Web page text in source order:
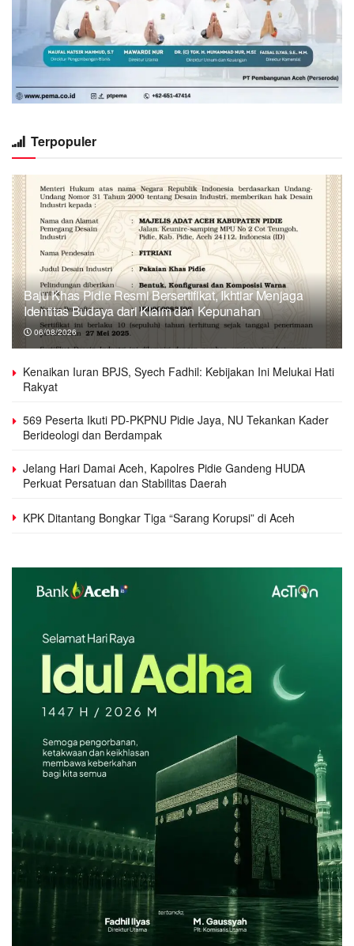
Terpopuler
Baju Khas Pidie Resmi Bersertifikat, Ikhtiar Menjaga
Identitas Budaya dari Klaim dan Kepunahan
06/08/2026
Kenaikan Iuran BPJS, Syech Fadhil: Kebijakan Ini Melukai Hati
Rakyat
569 Peserta Ikuti PD-PKPNU Pidie Jaya, NU Tekankan Kader
Berideologi dan Berdampak
Jelang Hari Damai Aceh, Kapolres Pidie Gandeng HUDA
Perkuat Persatuan dan Stabilitas Daerah
KPK Ditantang Bongkar Tiga “Sarang Korupsi” di Aceh